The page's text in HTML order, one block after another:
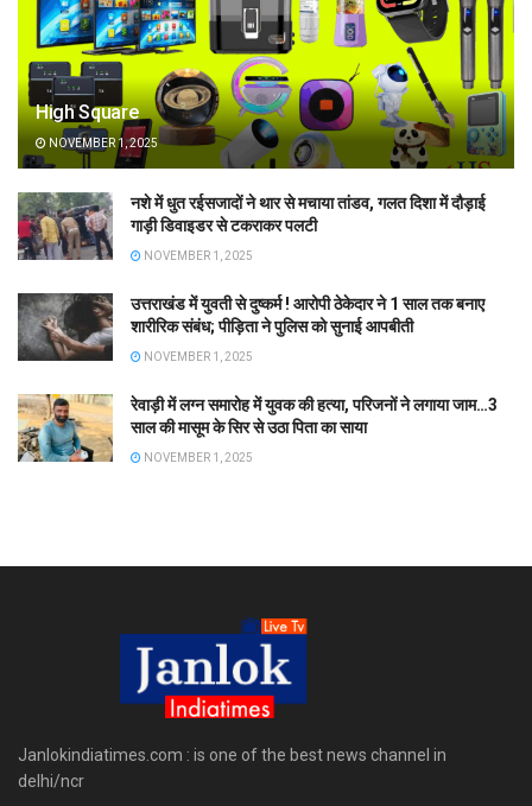
High Square
NOVEMBER 1, 2025
नशे में धुत रईसजादों ने थार से मचाया तांडव, गलत दिशा में दौड़ाई
गाड़ी डिवाइडर से टकराकर पलटी
NOVEMBER 1, 2025
उत्तराखंड में युवती से दुष्कर्म ! आरोपी ठेकेदार ने 1 साल तक बनाए
शारीरिक संबंध; पीड़िता ने पुलिस को सुनाई आपबीती
NOVEMBER 1, 2025
रेवाड़ी में लग्न समारोह में युवक की हत्या, परिजनों ने लगाया जाम…3
साल की मासूम के सिर से उठा पिता का साया
NOVEMBER 1, 2025
Janlokindiatimes.com : is one of the best news channel in
delhi/ncr